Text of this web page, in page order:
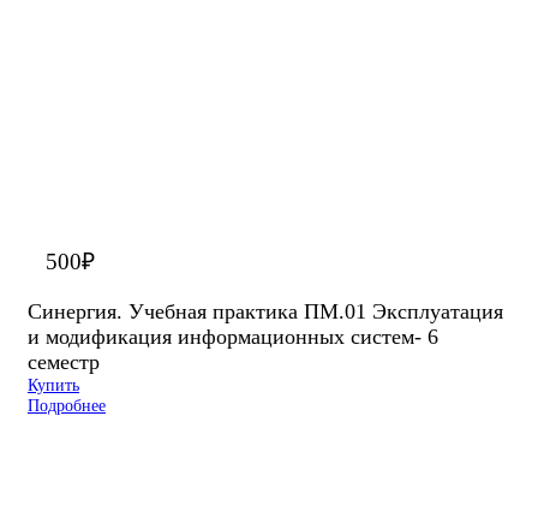
500₽
Синергия. Учебная практика ПМ.01 Эксплуатация
и модификация информационных систем- 6
семестр
Купить
Подробнее